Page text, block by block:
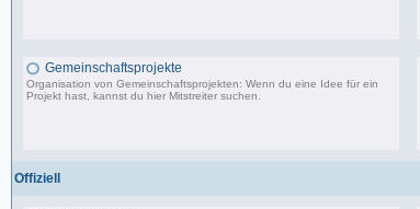
Gemeinschaftsprojekte
Organisation von Gemeinschaftsprojekten: Wenn du eine Idee für ein
Projekt hast, kannst du hier Mitstreiter suchen.
Offiziell